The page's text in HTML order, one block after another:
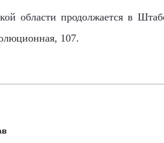
области продолжается в
107.